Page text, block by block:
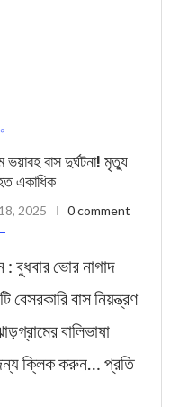
বাস দুর্ঘটনা! মৃত্যু
একাধিক
2025 0 comment
: বুধবার ভোর নাগাদ
বাস নিয়ন্ত্রণ
বালিভাষা
ক্লিক করুন… প্রতি